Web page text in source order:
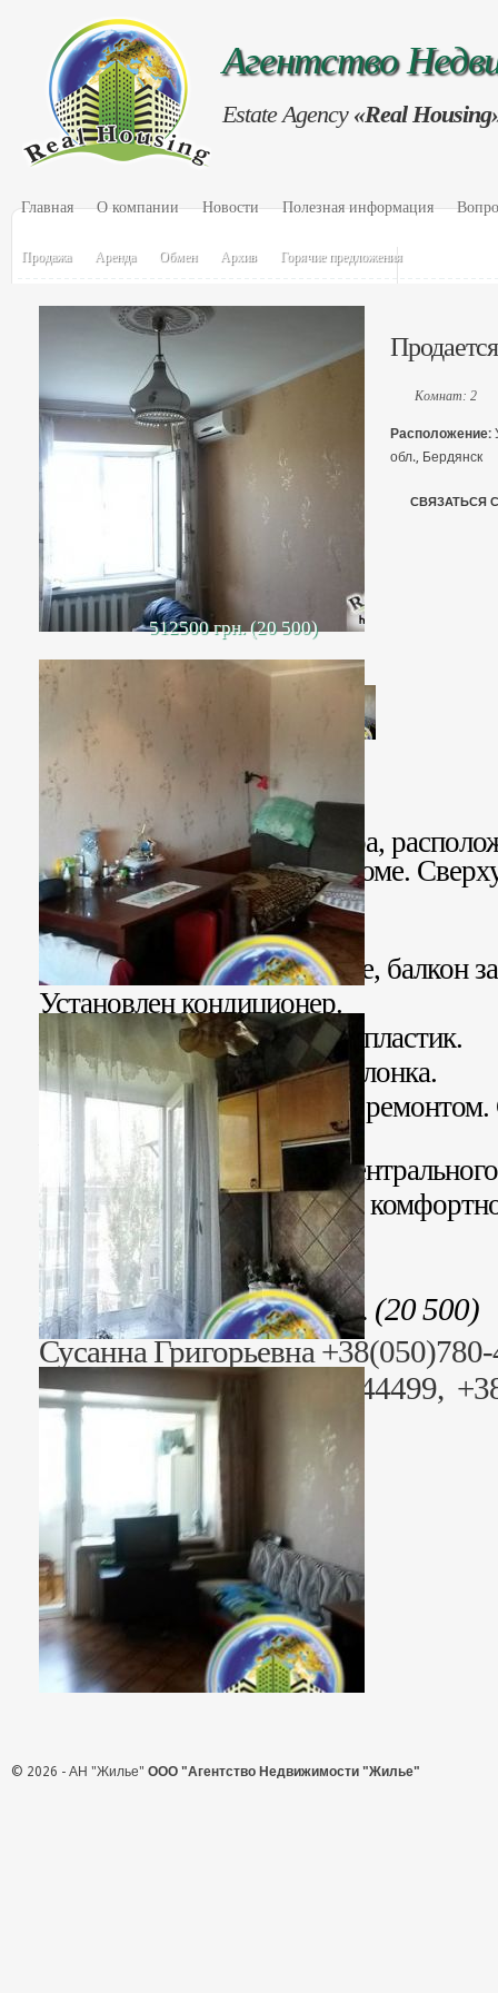
Агентство
Estate Agency «Real
Главная О компании Новости Полезная информация
Продажа Аренда Обмен Архив Горячие предложения
512500 грн. (20 500)
Комнат: 2
Расположение:
обл., Бердянск
СВЯЗАТЬСЯ
Продается 2- комн. квартира,
кирпичном пятиэтажном доме.
помещение. Не угловая.
Комнаты раздельные.
Окна – металлопластиковые, балкон
Установлен кондиционер.
Водопровод и канализация пластик.
Горячая вода — газовая колонка.
Квартира с косметическим
жилое аккуратное.
Тихое место недалеко от
Рядом все необходимое для
полноценного отдыха.
Стоимость: 512 500 грн. (20 500)
Сусанна Григорьевна
(095) 23 44499, (096) 23 44499,
© 2026 - АН "Жилье" ООО "Агентство Недвижимости "Жилье"